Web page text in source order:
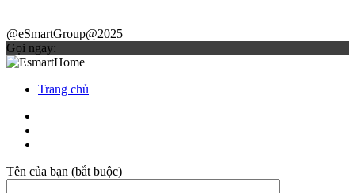
@eSmartGroup@2025
Gọi ngay:
Trang chủ
Tên của bạn (bắt buộc)